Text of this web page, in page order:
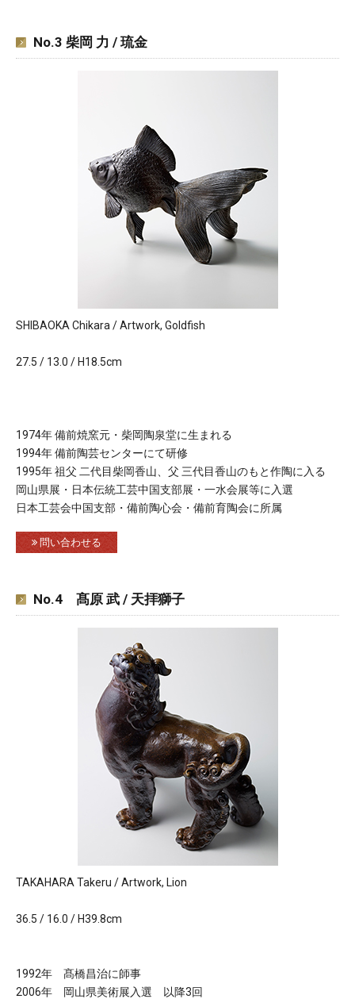
No.3 柴岡 力 / 琉金
SHIBAOKA Chikara / Artwork, Goldfish
27.5 / 13.0 / H18.5cm
1974年 備前焼窯元・柴岡陶泉堂に生まれる
1994年 備前陶芸センターにて研修
1995年 祖父 二代目柴岡香山、父 三代目香山のもと作陶に入る
岡山県展・日本伝統工芸中国支部展・一水会展等に入選
日本工芸会中国支部・備前陶心会・備前育陶会に所属
問い合わせる
No.4 髙原 武 / 天拝獅子
TAKAHARA Takeru / Artwork, Lion
36.5 / 16.0 / H39.8cm
1992年 髙橋昌治に師事
2006年 岡山県美術展入選 以降3回